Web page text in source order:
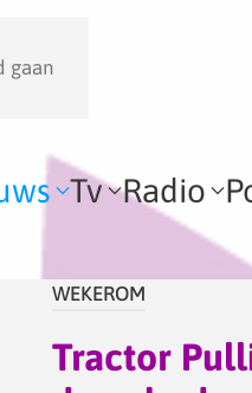
gaan
Tv Radio
WEKEROM
Tractor